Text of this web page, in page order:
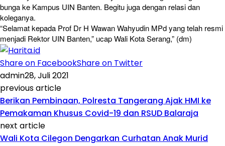
bunga ke Kampus UIN Banten. Begitu juga dengan relasi dan
koleganya.
“Selamat kepada Prof Dr H Wawan Wahyudin MPd yang telah resmi
menjadi Rektor UIN Banten,” ucap Wali Kota Serang,” (dm)
Share on FacebookShare on Twitter
admin28, Juli 2021
previous article
Berikan Pembinaan, Polresta Tangerang Ajak HMI ke
Pemakaman Khusus Covid-19 dan RSUD Balaraja
next article
Wali Kota Cilegon Dengarkan Curhatan Anak Murid